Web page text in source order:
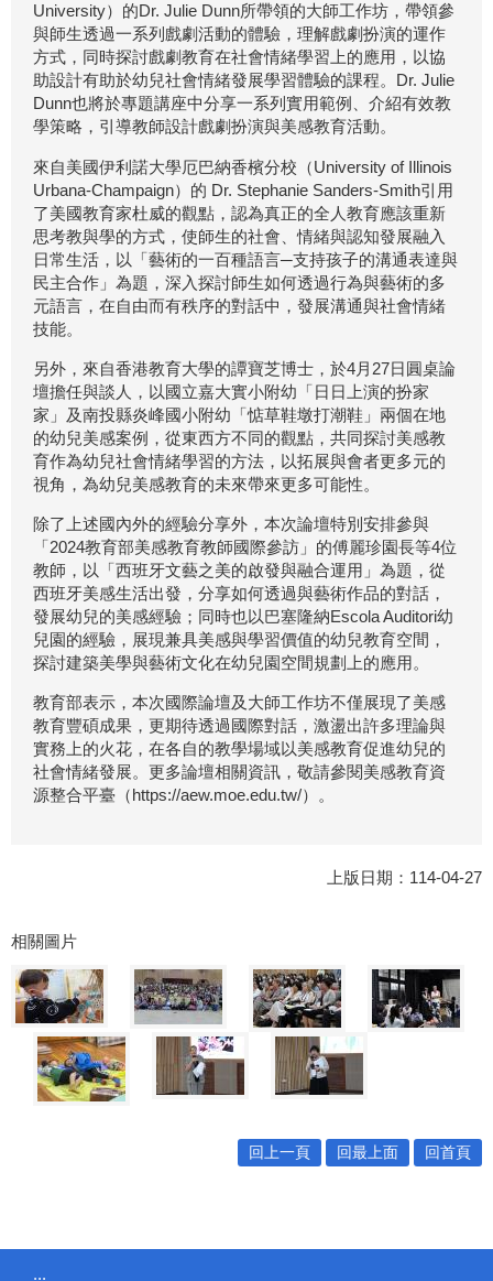
University）的Dr. Julie Dunn所帶領的大師工作坊，帶領參
與師生透過一系列戲劇活動的體驗，理解戲劇扮演的運作
方式，同時探討戲劇教育在社會情緒學習上的應用，以協
助設計有助於幼兒社會情緒發展學習體驗的課程。Dr. Julie
Dunn也將於專題講座中分享一系列實用範例、介紹有效教
學策略，引導教師設計戲劇扮演與美感教育活動。
來自美國伊利諾大學厄巴納香檳分校（University of Illinois
Urbana-Champaign）的 Dr. Stephanie Sanders-Smith引用
了美國教育家杜威的觀點，認為真正的全人教育應該重新
思考教與學的方式，使師生的社會、情緒與認知發展融入
日常生活，以「藝術的一百種語言─支持孩子的溝通表達與
民主合作」為題，深入探討師生如何透過行為與藝術的多
元語言，在自由而有秩序的對話中，發展溝通與社會情緒
技能。
另外，來自香港教育大學的譚寶芝博士，於4月27日圓桌論
壇擔任與談人，以國立嘉大實小附幼「日日上演的扮家
家」及南投縣炎峰國小附幼「惦草鞋墩打潮鞋」兩個在地
的幼兒美感案例，從東西方不同的觀點，共同探討美感教
育作為幼兒社會情緒學習的方法，以拓展與會者更多元的
視角，為幼兒美感教育的未來帶來更多可能性。
除了上述國內外的經驗分享外，本次論壇特別安排參與
「2024教育部美感教育教師國際參訪」的傅麗珍園長等4位
教師，以「西班牙文藝之美的啟發與融合運用」為題，從
西班牙美感生活出發，分享如何透過與藝術作品的對話，
發展幼兒的美感經驗；同時也以巴塞隆納Escola Auditori幼
兒園的經驗，展現兼具美感與學習價值的幼兒教育空間，
探討建築美學與藝術文化在幼兒園空間規劃上的應用。
教育部表示，本次國際論壇及大師工作坊不僅展現了美感
教育豐碩成果，更期待透過國際對話，激盪出許多理論與
實務上的火花，在各自的教學場域以美感教育促進幼兒的
社會情緒發展。更多論壇相關資訊，敬請參閱美感教育資
源整合平臺（https://aew.moe.edu.tw/）。
上版日期：114-04-27
相關圖片
回上一頁 回最上面 回首頁